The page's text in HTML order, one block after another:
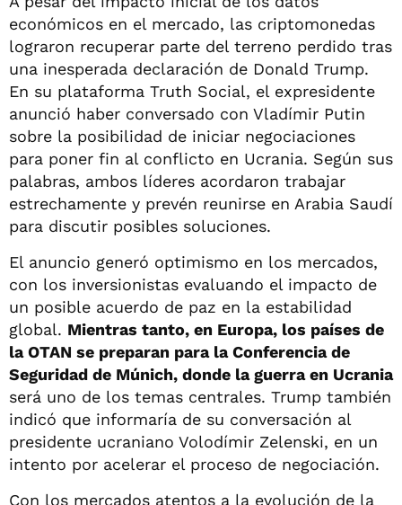
económicos en el mercado, las criptomonedas
lograron recuperar parte del terreno perdido tras
una inesperada declaración de Donald Trump.
En su plataforma Truth Social, el expresidente
anunció haber conversado con Vladímir Putin
sobre la posibilidad de iniciar negociaciones
para poner fin al conflicto en Ucrania. Según sus
palabras, ambos líderes acordaron trabajar
estrechamente y prevén reunirse en Arabia Saudí
para discutir posibles soluciones.
El anuncio generó optimismo en los mercados,
con los inversionistas evaluando el impacto de
un posible acuerdo de paz en la estabilidad
global. Mientras tanto, en Europa, los países de
la OTAN se preparan para la Conferencia de
Seguridad de Múnich, donde la guerra en Ucrania
será uno de los temas centrales. Trump también
indicó que informaría de su conversación al
presidente ucraniano Volodímir Zelenski, en un
intento por acelerar el proceso de negociación.
Con los mercados atentos a la evolución de la